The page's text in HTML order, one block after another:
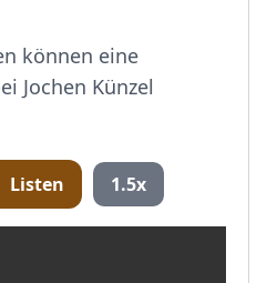
können eine
Jochen Künzel
Listen 1.5x